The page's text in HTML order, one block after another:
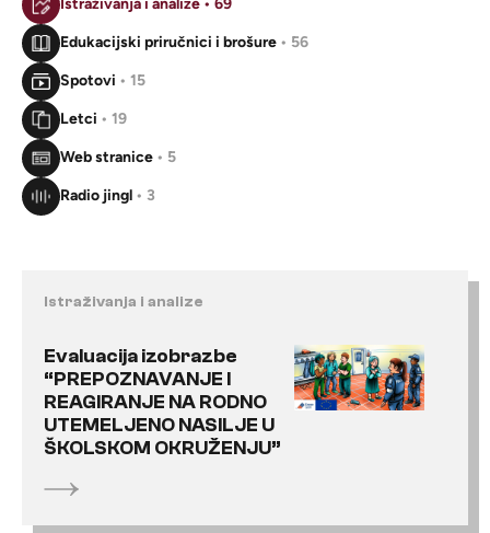
Istraživanja i analize • 69
Edukacijski priručnici i brošure • 56
Spotovi • 15
Letci • 19
Web stranice • 5
Radio jingl • 3
Istraživanja i analize
Evaluacija izobrazbe
“PREPOZNAVANJE I
REAGIRANJE NA RODNO
UTEMELJENO NASILJE U
ŠKOLSKOM OKRUŽENJU”